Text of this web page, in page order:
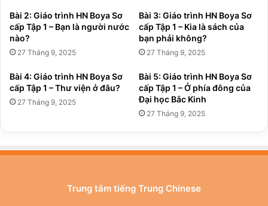
Bài 2: Giáo trình HN Boya Sơ
cấp Tập 1 – Bạn là người nước
nào?
27 Tháng 9, 2025
Bài 3: Giáo trình HN Boya Sơ
cấp Tập 1 – Kia là sách của
bạn phải không?
27 Tháng 9, 2025
Bài 4: Giáo trình HN Boya Sơ
cấp Tập 1 – Thư viện ở đâu?
27 Tháng 9, 2025
Bài 5: Giáo trình HN Boya Sơ
cấp Tập 1 – Ở phía đông của
Đại học Bắc Kinh
27 Tháng 9, 2025
Trung tâm tiếng Trung Chinese